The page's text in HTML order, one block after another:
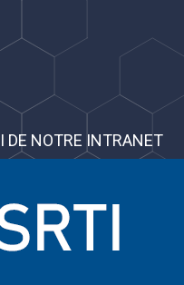
DE NOTRE INTRANET